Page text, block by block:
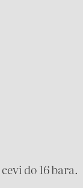
do 16 bara.